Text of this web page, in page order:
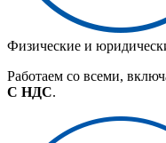
Физические и
Работаем со всеми,
С НДС.